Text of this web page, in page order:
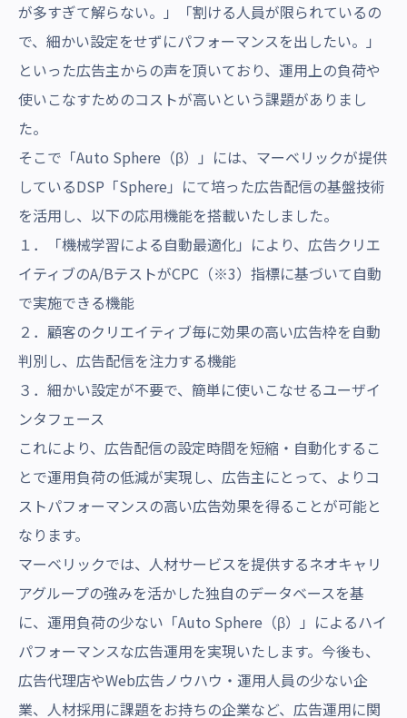
が多すぎて解らない。」「割ける人員が限られているの
で、細かい設定をせずにパフォーマンスを出したい。」
といった広告主からの声を頂いており、運用上の負荷や
使いこなすためのコストが高いという課題がありまし
た。
そこで「Auto Sphere（β）」には、マーベリックが提供
しているDSP「Sphere」にて培った広告配信の基盤技術
を活用し、以下の応用機能を搭載いたしました。
１．「機械学習による自動最適化」により、広告クリエ
イティブのA/BテストがCPC（※3）指標に基づいて自動
で実施できる機能
２．顧客のクリエイティブ毎に効果の高い広告枠を自動
判別し、広告配信を注力する機能
３．細かい設定が不要で、簡単に使いこなせるユーザイ
ンタフェース
これにより、広告配信の設定時間を短縮・自動化するこ
とで運用負荷の低減が実現し、広告主にとって、よりコ
ストパフォーマンスの高い広告効果を得ることが可能と
なります。
マーベリックでは、人材サービスを提供するネオキャリ
アグループの強みを活かした独自のデータベースを基
に、運用負荷の少ない「Auto Sphere（β）」によるハイ
パフォーマンスな広告運用を実現いたします。今後も、
広告代理店やWeb広告ノウハウ・運用人員の少ない企
業、人材採用に課題をお持ちの企業など、広告運用に関